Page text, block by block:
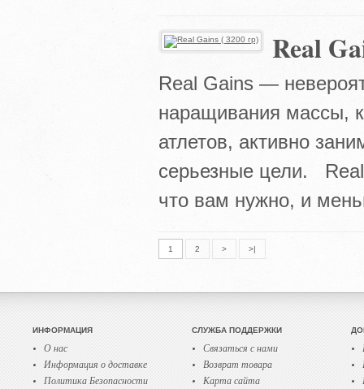
Real
Real Gains —
наращивания массы,
атлетов, активно
серьезные цели.
что вам нужно, и
1 2 > >|
ИНФОРМАЦИЯ
О нас
Информация о доставке
Политика Безопасности
СЛУЖБА ПОДДЕРЖКИ
Связаться с нами
Возврат товара
Карта сайта